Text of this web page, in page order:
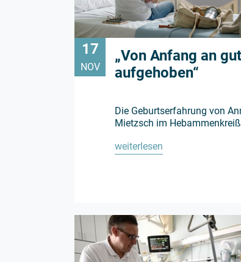
17
NOV
„Von Anfang an gut
aufgehoben“
Die Geburtserfahrung von
Mietzsch im
weiterlesen